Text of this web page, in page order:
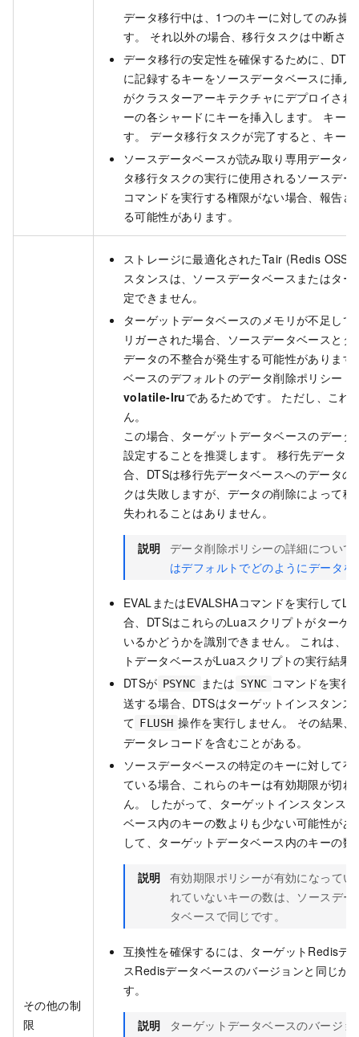
データ移行中は、1つのキーに対してのみ操
す。 それ以外の場合、移行タスクは中断さ
データ移行の安定性を確保するために、
に記録するキーをソースデータベースに挿
がクラスターアーキテクチャにデプロイさ
ーの各シャードにキーを挿入します。 キー
す。 データ移行タスクが完了すると、キー
ソースデータベースが読み取り専用データ
タ移行タスクの実行に使用されるソースデ
コマンドを実行する権限がない場合、報告
る可能性があります。
その他の制
限
ストレージに最適化されたTair (Redis OSS
スタンスは、ソースデータベースまたはタ
定できません。
ターゲットデータベースのメモリが不足し
リガーされた場合、ソースデータベースと
データの不整合が発生する可能性がありま
ベースのデフォルトのデータ削除ポリシー (
volatile-lruであるためです。 ただし、これ
ん。
この場合、ターゲットデータベースのデータ
設定することを推奨します。 移行先データ
合、DTSは移行先データベースへのデータ
クは失敗しますが、データの削除によって
失われることはありません。
説明 データ削除ポリシーの詳細について
はデフォルトでどのようにデータ
EVALまたはEVALSHAコマンドを実行して
合、DTSはこれらのLuaスクリプトがターゲ
いるかどうかを識別できません。 これは、
トデータベースがLuaスクリプトの実行結果
DTSが PSYNC または SYNC コマンドを実行
送する場合、DTSはターゲットインスタン
て FLUSH 操作を実行しません。 その結果
データレコードを含むことがある。
ソースデータベースの特定のキーに対して
ている場合、これらのキーは有効期限が切
ん。 したがって、ターゲットインスタンス
ベース内のキーの数よりも少ない可能性が
して、ターゲットデータベース内のキーの
説明 有効期限ポリシーが有効になって
れていないキーの数は、ソースデ
タベースで同じです。
互換性を確保するには、ターゲットRedisデ
スRedisデータベースのバージョンと同じか
す。
説明
ターゲットデータベースのバージ